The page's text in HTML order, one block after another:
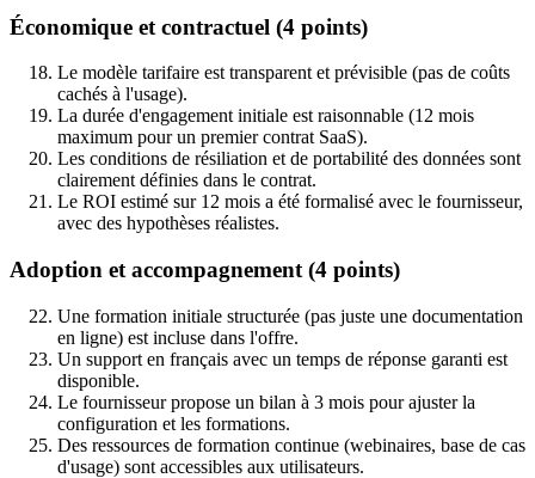
Économique et contractuel (4 points)
Le modèle tarifaire est transparent et prévisible (pas de coûts
cachés à l'usage).
La durée d'engagement initiale est raisonnable (12 mois
maximum pour un premier contrat SaaS).
Les conditions de résiliation et de portabilité des données sont
clairement définies dans le contrat.
Le ROI estimé sur 12 mois a été formalisé avec le fournisseur,
avec des hypothèses réalistes.
Adoption et accompagnement (4 points)
Une formation initiale structurée (pas juste une documentation
en ligne) est incluse dans l'offre.
Un support en français avec un temps de réponse garanti est
disponible.
Le fournisseur propose un bilan à 3 mois pour ajuster la
configuration et les formations.
Des ressources de formation continue (webinaires, base de cas
d'usage) sont accessibles aux utilisateurs.